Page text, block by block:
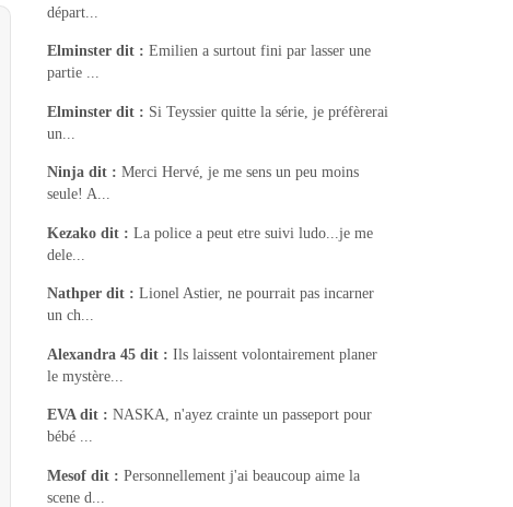
départ...
Elminster dit : Emilien a surtout fini par lasser une
partie ...
Elminster dit : Si Teyssier quitte la série, je préfèrerai
un...
Ninja dit : Merci Hervé, je me sens un peu moins
seule! A...
Kezako dit : La police a peut etre suivi ludo...je me
dele...
Nathper dit : Lionel Astier, ne pourrait pas incarner
un ch...
Alexandra 45 dit : Ils laissent volontairement planer
le mystère...
EVAdit : NASKA, n'ayez crainte un passeport pour
bébé ...
Mesof dit : Personnellement j'ai beaucoup aime la
scene d...